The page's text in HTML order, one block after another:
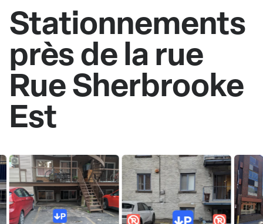
Stationnements
près de la rue
Rue Sherbrooke
Est